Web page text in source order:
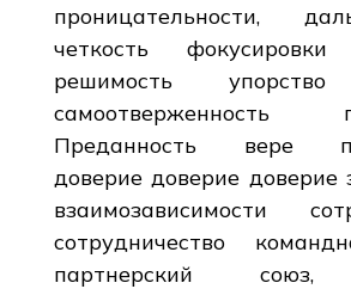
проницательности,
четкость фокусировки
решимость упорство
самоотверженность
Преданность вере
доверие доверие доверие
взаимозависимости
сотрудничество
партнерский союз,